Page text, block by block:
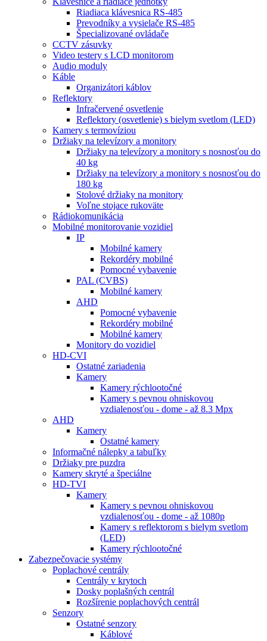
Riadiaca klávesnica RS-485
Prevodníky a vysielače RS-485
Špecializované ovládače
CCTV zásuvky
Video testery s LCD monitorom
Audio moduly
Káble
Organizátori káblov
Reflektory
Infračervené osvetlenie
Reflektory (osvetlenie) s bielym svetlom (LED)
Kamery s termovíziou
Držiaky na televízory a monitory
Držiaky na televízory a monitory s nosnosťou do
40 kg
Držiaky na televízory a monitory s nosnosťou do
180 kg
Stolové držiaky na monitory
Voľne stojace rukoväte
Rádiokomunikácia
Mobilné monitorovanie vozidiel
IP
Mobilné kamery
Rekordéry mobilné
Pomocné vybavenie
PAL (CVBS)
Mobilné kamery
AHD
Pomocné vybavenie
Rekordéry mobilné
Mobilné kamery
Monitory do vozidiel
HD-CVI
Ostatné zariadenia
Kamery
Kamery rýchlootočné
Kamery s pevnou ohniskovou
vzdialenosťou - dome - až 8.3 Mpx
AHD
Kamery
Ostatné kamery
Informačné nálepky a tabuľky
Držiaky pre puzdra
Kamery skryté a špeciálne
HD-TVI
Kamery
Kamery s pevnou ohniskovou
vzdialenosťou - dome - až 1080p
Kamery s reflektorom s bielym svetlom
(LED)
Kamery rýchlootočné
Zabezpečovacie systémy
Poplachové centrály
Centrály v krytoch
Dosky poplašných centrál
Rozšírenie poplachových centrál
Senzory
Ostatné senzory
Káblové